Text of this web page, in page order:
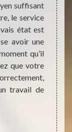
suffisant
le service
état est
avoir une
qu’il
que votre
travail de
Des